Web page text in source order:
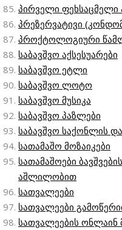
პირველი ფეხსაცმელი
პრეზერვატივი
პროქტოლოგიური
საბავშვო აქსესუარები
საბავშვო ეტლი
საბავშვო ლოტო
საბავშვო მუსიკა
საბავშვო პაზლები
საბავშვო საქონლის
სათამაშო მოზაიკები
სათამაშოები
აშლილობით
სათვალეები
სათვალეები
სათვალეების ონლაინ